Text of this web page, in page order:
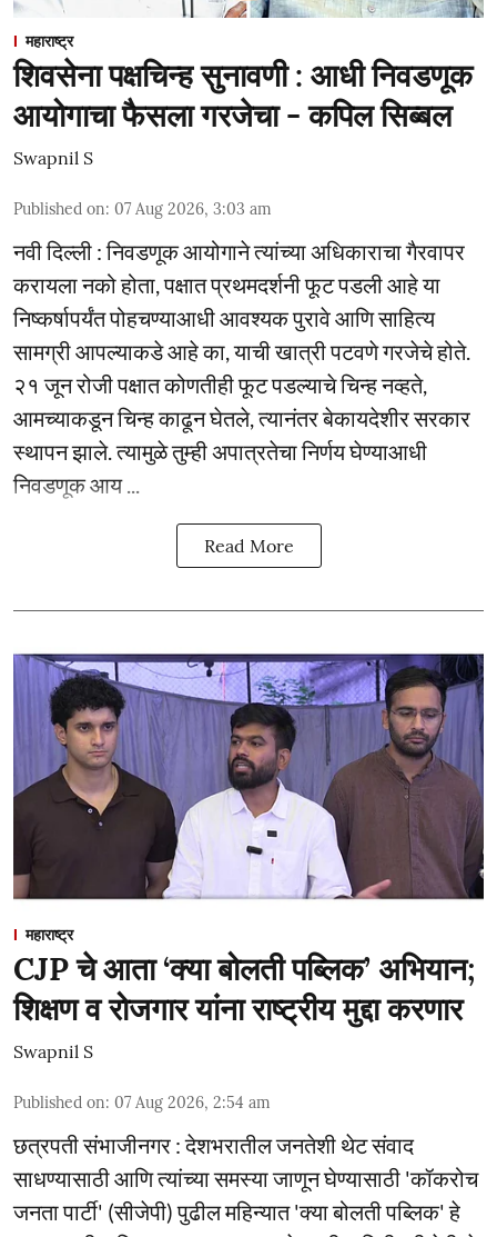
महाराष्ट्र
शिवसेना पक्षचिन्ह सुनावणी : आधी निवडणूक
आयोगाचा फैसला गरजेचा - कपिल सिब्बल
Swapnil S
Published on: 07 Aug 2026, 3:03 am
नवी दिल्ली : निवडणूक आयोगाने त्यांच्या अधिकाराचा गैरवापर
करायला नको होता, पक्षात प्रथमदर्शनी फूट पडली आहे या
निष्कर्षापर्यंत पोहचण्याआधी आवश्यक पुरावे आणि साहित्य
सामग्री आपल्याकडे आहे का, याची खात्री पटवणे गरजेचे होते.
२१ जून रोजी पक्षात कोणतीही फूट पडल्याचे चिन्ह नव्हते,
आमच्याकडून चिन्ह काढून घेतले, त्यानंतर बेकायदेशीर सरकार
स्थापन झाले. त्यामुळे तुम्ही अपात्रतेचा निर्णय घेण्याआधी
निवडणूक आय ...
Read More
महाराष्ट्र
CJP चे आता ‘क्या बोलती पब्लिक’ अभियान;
शिक्षण व रोजगार यांना राष्ट्रीय मुद्दा करणार
Swapnil S
Published on: 07 Aug 2026, 2:54 am
छत्रपती संभाजीनगर : देशभरातील जनतेशी थेट संवाद
साधण्यासाठी आणि त्यांच्या समस्या जाणून घेण्यासाठी 'कॉकरोच
जनता पार्टी' (सीजेपी) पुढील महिन्यात 'क्या बोलती पब्लिक' हे